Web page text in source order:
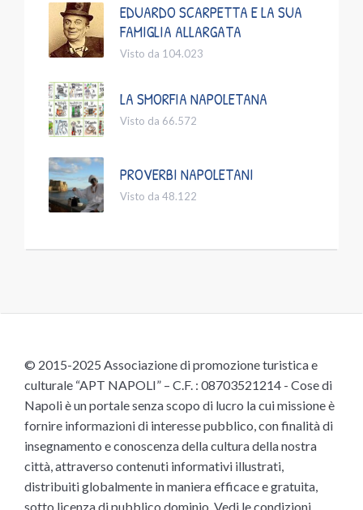
EDUARDO SCARPETTA E LA SUA
FAMIGLIA ALLARGATA
Visto da 104.023
LA SMORFIA NAPOLETANA
Visto da 66.572
PROVERBI NAPOLETANI
Visto da 48.122
© 2015-2025 Associazione di promozione turistica e
culturale “APT NAPOLI” – C.F. : 08703521214 - Cose di
Napoli è un portale senza scopo di lucro la cui missione è
fornire informazioni di interesse pubblico, con finalità di
insegnamento e conoscenza della cultura della nostra
città, attraverso contenuti informativi illustrati,
distribuiti globalmente in maniera efficace e gratuita,
sotto licenza di pubblico dominio. Vedi le condizioni